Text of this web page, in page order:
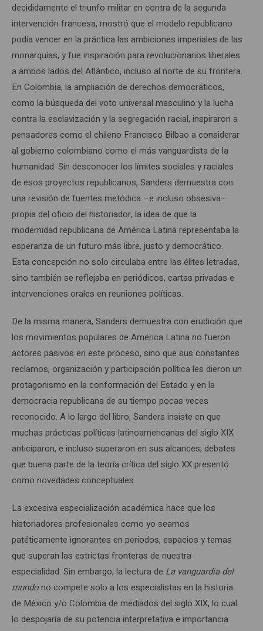
decididamente el triunfo militar en contra de la segunda
intervención francesa, mostró que el modelo republicano
podía vencer en la práctica las ambiciones imperiales de las
monarquías, y fue inspiración para revolucionarios liberales
a ambos lados del Atlántico, incluso al norte de su frontera.
En Colombia, la ampliación de derechos democráticos,
como la búsqueda del voto universal masculino y la lucha
contra la esclavización y la segregación racial, inspiraron a
pensadores como el chileno Francisco Bilbao a considerar
al gobierno colombiano como el más vanguardista de la
humanidad. Sin desconocer los límites sociales y raciales
de esos proyectos republicanos, Sanders demuestra con
una revisión de fuentes metódica –e incluso obsesiva–
propia del oficio del historiador, la idea de que la
modernidad republicana de América Latina representaba la
esperanza de un futuro más libre, justo y democrático.
Esta concepción no solo circulaba entre las élites letradas,
sino también se reflejaba en periódicos, cartas privadas e
intervenciones orales en reuniones políticas.
De la misma manera, Sanders demuestra con erudición que
los movimientos populares de América Latina no fueron
actores pasivos en este proceso, sino que sus constantes
reclamos, organización y participación política les dieron un
protagonismo en la conformación del Estado y en la
democracia republicana de su tiempo pocas veces
reconocido. A lo largo del libro, Sanders insiste en que
muchas prácticas políticas latinoamericanas del siglo XIX
anticiparon, e incluso superaron en sus alcances, debates
que buena parte de la teoría crítica del siglo XX presentó
como novedades conceptuales.
La excesiva especialización académica hace que los
historiadores profesionales como yo seamos
patéticamente ignorantes en periodos, espacios y temas
que superan las estrictas fronteras de nuestra
especialidad. Sin embargo, la lectura de La vanguardia del
mundono compete solo a los especialistas en la historia
de México y/o Colombia de mediados del siglo XIX, lo cual
lo despojaría de su potencia interpretativa e importancia